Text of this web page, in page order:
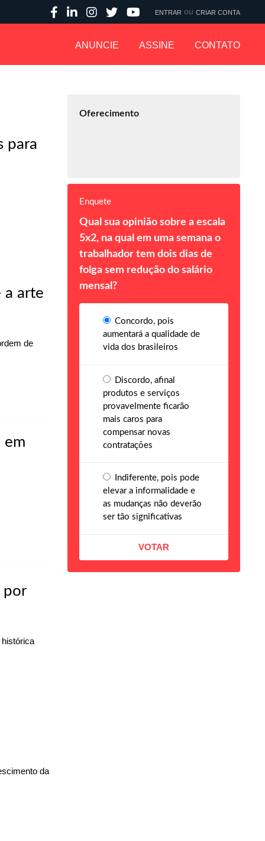
ANUNCIE ASSINE CONTATO
ENTRAR ou CRIAR CONTA
para
a arte
de
em
por
da
Oferecimento
Enquete
Qual sua opinião sobre a escala
5x2, na qual em uma semana o
trabalhador tem dois dias de
folga sem redução do salário
mensal?
Concordo, pois
aumentará a qualidade de
vida dos brasileiros
Discordo, afinal
produtos e serviços
provavelmente ficarão
mais caros para
compensar novas
contratações
Indiferente, pois pode
elevar a informalidade e
as mudanças não deverão
ser tão significativas